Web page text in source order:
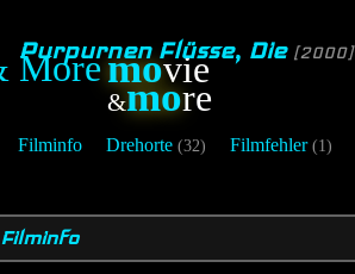
movie
&more
Purpurnen Flüsse, Die [2000]
Filminfo Drehorte (32) Filmfehler (1)
Filminfo